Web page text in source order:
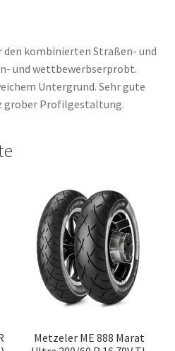
kombinierten Straßen- und
und wettbewerbserprobt.
Untergrund. Sehr gute
Profilgestaltung.
Metzeler ME 888 Marat